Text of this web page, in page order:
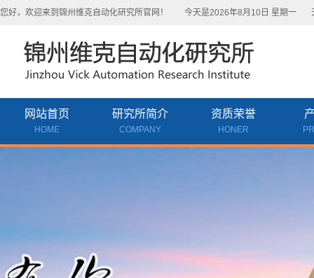
您好，欢迎来到锦州维克自动化研究所官网！ 今天是2026年8月10日 星期一 天
网站首页
HOME
研究所简介
COMPANY
资质荣誉
HONER